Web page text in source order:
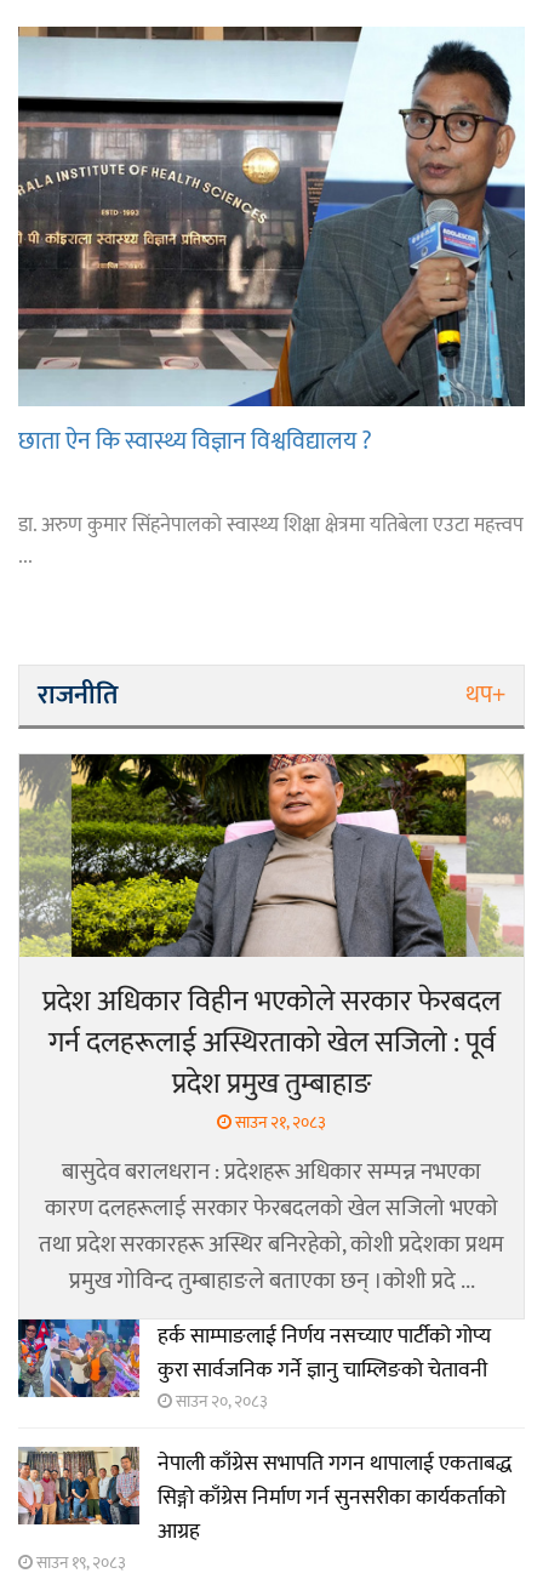
छाता ऐन कि स्वास्थ्य विज्ञान विश्वविद्यालय ?
डा. अरुण कुमार सिंहनेपालको स्वास्थ्य शिक्षा क्षेत्रमा यतिबेला एउटा महत्त्वप
...
राजनीति थप+
प्रदेश अधिकार विहीन भएकोले सरकार फेरबदल
गर्न दलहरूलाई अस्थिरताको खेल सजिलो : पूर्व
प्रदेश प्रमुख तुम्बाहाङ
साउन २१, २०८३
बासुदेव बरालधरान : प्रदेशहरू अधिकार सम्पन्न नभएका
कारण दलहरूलाई सरकार फेरबदलको खेल सजिलो भएको
तथा प्रदेश सरकारहरू अस्थिर बनिरहेको, कोशी प्रदेशका प्रथम
प्रमुख गोविन्द तुम्बाहाङले बताएका छन् ।कोशी प्रदे ...
हर्क साम्पाङलाई निर्णय नसच्याए पार्टीको गोप्य
कुरा सार्वजनिक गर्ने ज्ञानु चाम्लिङको चेतावनी
साउन २०, २०८३
नेपाली काँग्रेस सभापति गगन थापालाई एकताबद्ध
सिङ्गो काँग्रेस निर्माण गर्न सुनसरीका कार्यकर्ताको
आग्रह
साउन १९, २०८३